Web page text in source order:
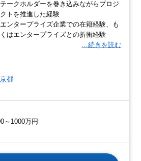
ークホルダーを巻き込みながらプロジ
トを推進した経験
エンタープライズ企業での在籍経験、も
はエンタープライズとの折衝経験
…続きを読む
都
～1000万円